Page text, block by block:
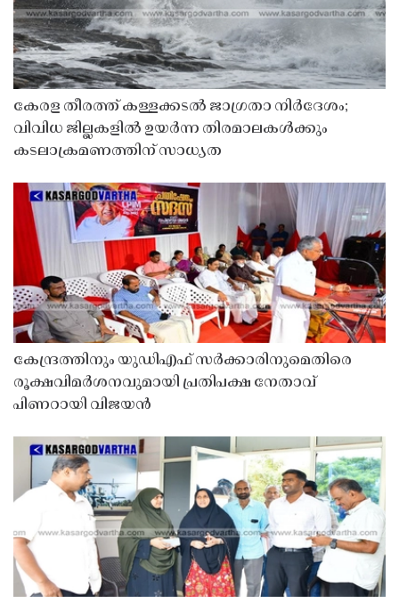
കേരള തീരത്ത് കള്ളക്കടൽ ജാഗ്രതാ നിർദേശം;
വിവിധ ജില്ലകളിൽ ഉയർന്ന തിരമാലകൾക്കും
കടലാക്രമണത്തിന് സാധ്യത
കേന്ദ്രത്തിനും യുഡിഎഫ് സർക്കാരിനുമെതിരെ
രൂക്ഷവിമർശനവുമായി പ്രതിപക്ഷ നേതാവ്
പിണറായി വിജയൻ